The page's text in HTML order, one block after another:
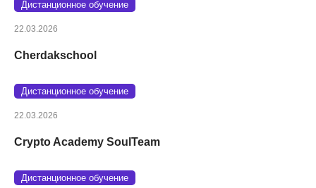
Дистанционное обучение
22.03.2026
Cherdakschool
Дистанционное обучение
22.03.2026
Crypto Academy SoulTeam
Дистанционное обучение